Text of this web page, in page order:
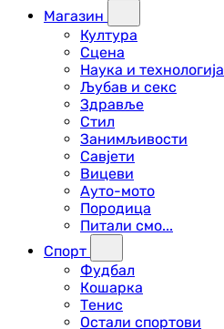
Магазин
Култура
Сцена
Наука и технологија
Љубав и секс
Здравље
Стил
Занимљивости
Савјети
Вицеви
Ауто-мото
Породица
Питали смо...
Спорт
Фудбал
Кошарка
Тенис
Остали спортови